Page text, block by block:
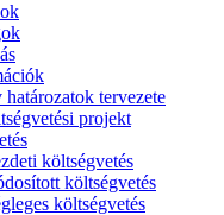
tervezete
projekt
költségvetés
költségvetés
költségvetés